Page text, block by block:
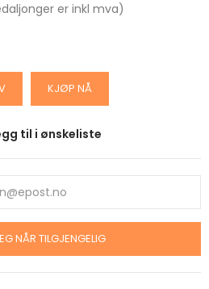
er inkl mva)
KJØP NÅ
til i ønskeliste
NÅR TILGJENGELIG